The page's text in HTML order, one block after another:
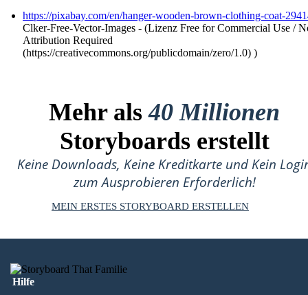
https://pixabay.com/en/hanger-wooden-brown-clothing-coat-
Clker-Free-Vector-Images - (Lizenz Free for Commercial Use /
Attribution Required
(https://creativecommons.org/publicdomain/zero/1.0) )
Mehr als40 Millionen
Storyboards erstellt
Keine Downloads, Keine Kreditkarte und Kein
zum Ausprobieren Erforderlich!
MEIN ERSTES STORYBOARD ERSTELLEN
Hilfe